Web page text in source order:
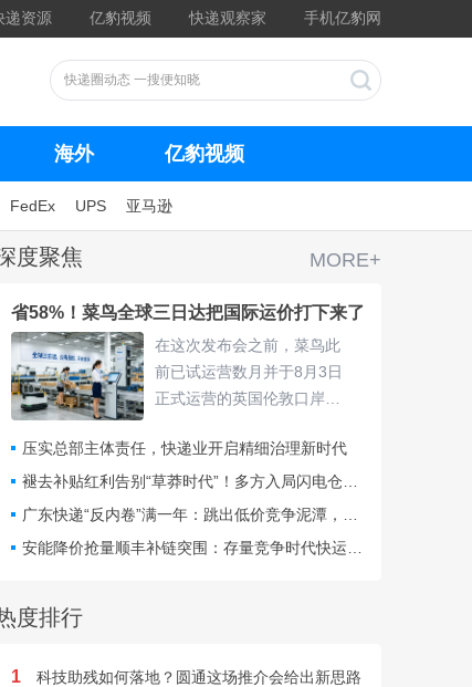
递资源 亿豹视频 快递观察家 手机亿豹网
海外 亿豹视频
FedEx UPS 亚马逊
MORE+
度聚焦
省58%！菜鸟全球三日达把国际运价打下来了
在这次发布会之前，菜鸟此
前已试运营数月并于8月3日
正式运营的英国伦敦口岸
清关、查验、末端派送收拢
进同一套体系，包裹落地后
最快24小时完成末端派送。
压实总部主体责任，快递业开启精细治理新时代
度排行
1 科技助残如何落地？圆通这场推介会给出新思路